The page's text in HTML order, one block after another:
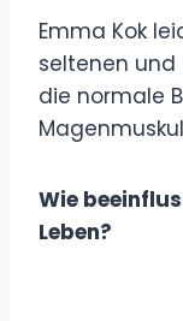
Emma Kok
seltenen und
die normale
Wie
Leben?